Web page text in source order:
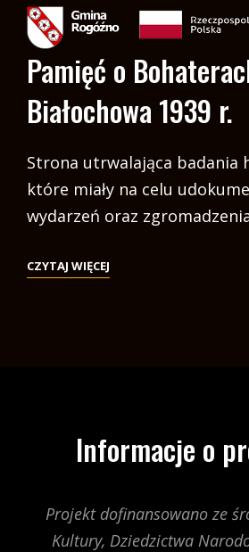
Pamięć o
Białochowa 1939 r.
Strona utrwalająca badania
które miały na celu
wydarzeń oraz
CZYTAJ WIĘCEJ
Informacje o
Projekt dofinansowano ze
Kultury, Dziedzictwa